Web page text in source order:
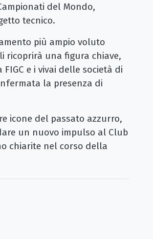
del Mondo,
tecnico.
più ampio voluto
ricoprirà una figura chiave,
e i vivai delle società di
la presenza di
icone del passato azzurro,
un nuovo impulso al Club
chiarite nel corso della